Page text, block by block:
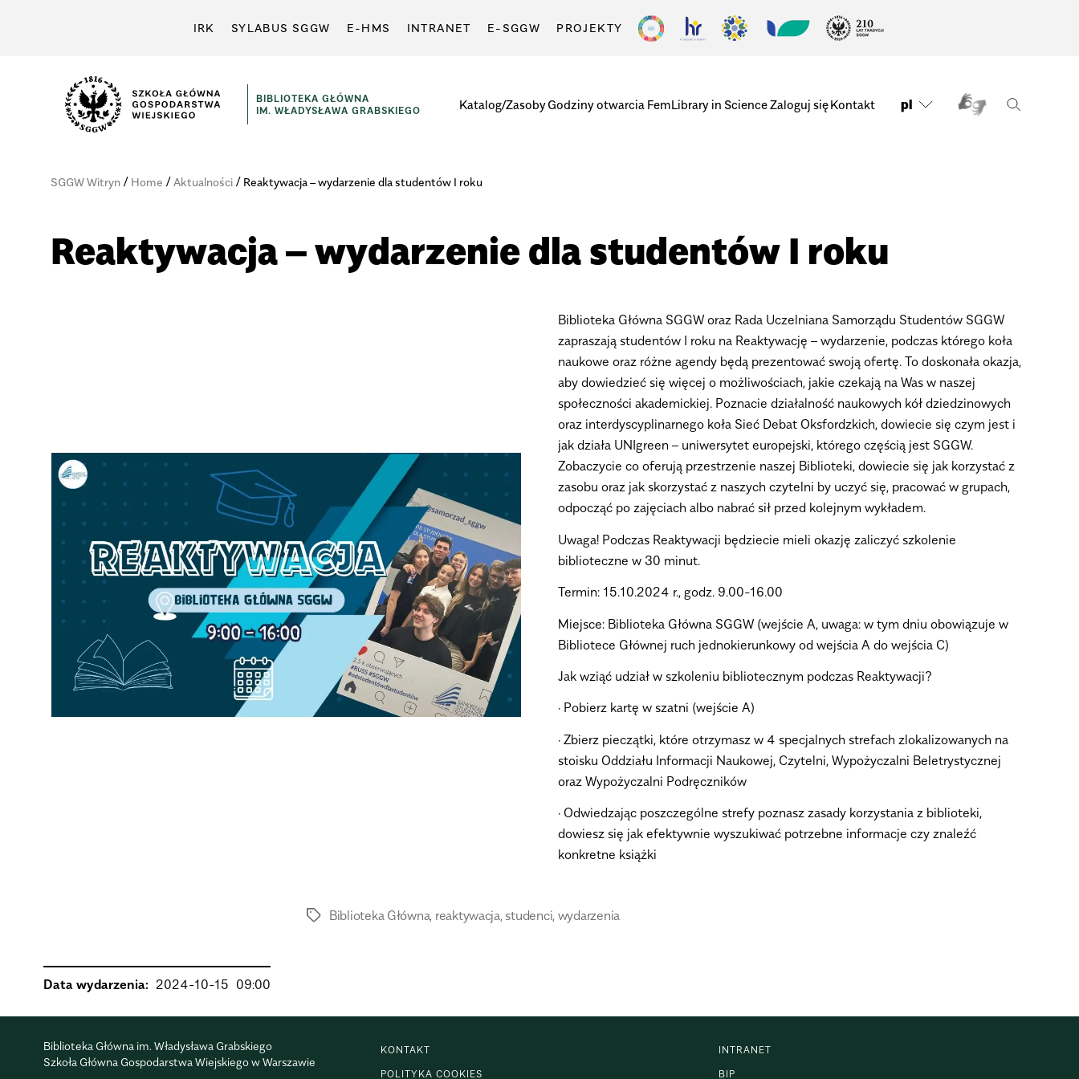
IRK SYLABUS SGGW E-HMS INTRANET E-SGGW PROJEKTY
BIBLIOTEKA GŁÓWNA
IM. WŁADYSŁAWA GRABSKIEGO
Katalog/ZasobyGodziny otwarcia FemLibrary in ScienceZaloguj sięKontakt pl
SGGW Witryn/ Home /Aktualności/ Reaktywacja – wydarzenie dla studentów I roku
Reaktywacja – wydarzenie dla studentów I roku
Biblioteka Główna SGGW oraz Rada Uczelniana Samorządu Studentów SGGW
zapraszają studentów I roku na Reaktywację – wydarzenie, podczas którego koła
naukowe oraz różne agendy będą prezentować swoją ofertę. To doskonała okazja,
aby dowiedzieć się więcej o możliwościach, jakie czekają na Was w naszej
społeczności akademickiej. Poznacie działalność naukowych kół dziedzinowych
oraz interdyscyplinarnego koła Sieć Debat Oksfordzkich, dowiecie się czym jest i
jak działa UNIgreen – uniwersytet europejski, którego częścią jest SGGW.
Zobaczycie co oferują przestrzenie naszej Biblioteki, dowiecie się jak korzystać z
zasobu oraz jak skorzystać z naszych czytelni by uczyć się, pracować w grupach,
odpocząć po zajęciach albo nabrać sił przed kolejnym wykładem.
Uwaga! Podczas Reaktywacji będziecie mieli okazję zaliczyć szkolenie
biblioteczne w 30 minut.
Termin: 15.10.2024 r., godz. 9.00-16.00
Miejsce: Biblioteka Główna SGGW (wejście A, uwaga: w tym dniu obowiązuje w
Bibliotece Głównej ruch jednokierunkowy od wejścia A do wejścia C)
Jak wziąć udział w szkoleniu bibliotecznym podczas Reaktywacji?
· Pobierz kartę w szatni (wejście A)
· Zbierz pieczątki, które otrzymasz w 4 specjalnych strefach zlokalizowanych na
stoisku Oddziału Informacji Naukowej, Czytelni, Wypożyczalni Beletrystycznej
oraz Wypożyczalni Podręczników
· Odwiedzając poszczególne strefy poznasz zasady korzystania z biblioteki,
dowiesz się jak efektywnie wyszukiwać potrzebne informacje czy znaleźć
konkretne książki
Biblioteka Główna, reaktywacja, studenci, wydarzenia
Data wydarzenia: 2024-10-15 09:00
Biblioteka Główna im. Władysława Grabskiego
Szkoła Główna Gospodarstwa Wiejskiego w Warszawie
KONTAKT
POLITYKA COOKIES
INTRANET
BIP